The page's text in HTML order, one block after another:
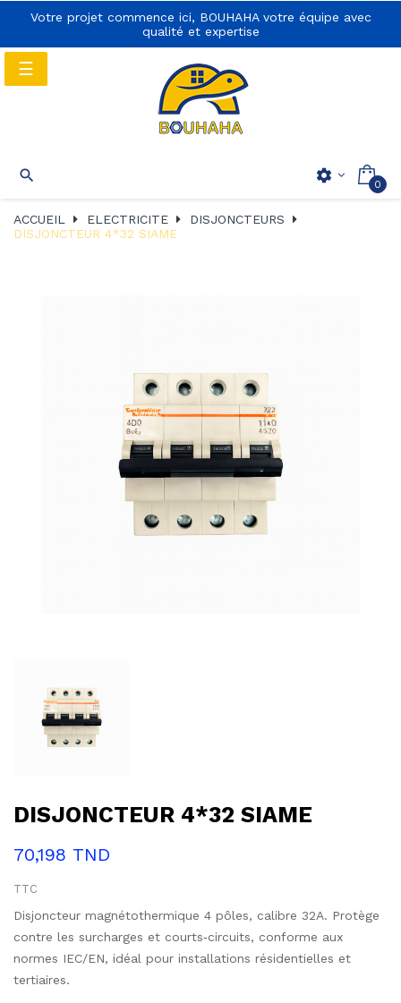
Votre projet commence ici, BOUHAHA votre équipe avec
qualité et expertise

navigation
settings 0
Basculer
la
☰
ACCUEIL ELECTRICITE
DISJONCTEURS
DISJONCTEUR 4*32 SIAME
DISJONCTEUR 4*32 SIAME
70,198 TND
TTC
Disjoncteur magnétothermique 4 pôles, calibre 32A. Protège
contre les surcharges et courts‑circuits, conforme aux
normes IEC/EN, idéal pour installations résidentielles et
tertiaires.